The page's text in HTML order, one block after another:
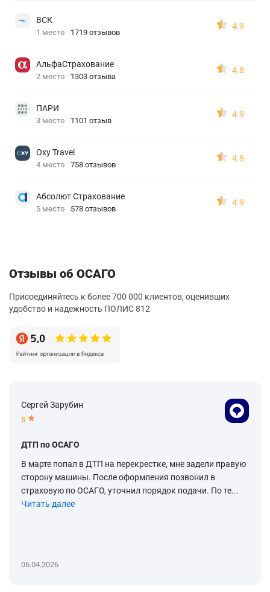
ВСК
1 место 1719 отзывов
4.9
АльфаСтрахование
2 место 1303 отзыва
4.8
ПАРИ
3 место 1101 отзыв
4.9
Oxy Travel
4 место 758 отзывов
4.8
Абсолют Страхование
5 место 578 отзывов
4.9
Отзывы об ОСАГО
Присоединяйтесь к более 700 000 клиентов, оценивших
удобство и надежность ПОЛИС 812
Сергей Зарубин
5
ДТП по ОСАГО
В марте попал в ДТП на перекрестке, мне задели правую
сторону машины. После оформления позвонил в
страховую по ОСАГО, уточнил порядок подачи. По те...
Читать далее
06.04.2026